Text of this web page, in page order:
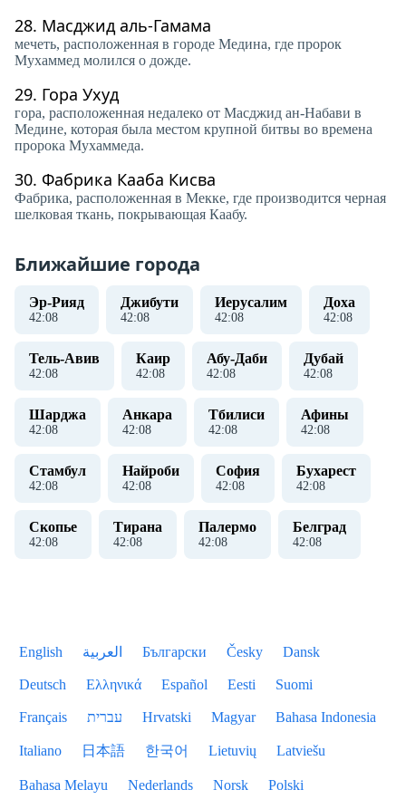
28. Масджид аль-Гамама
мечеть, расположенная в городе Медина, где пророк
Мухаммед молился о дожде.
29. Гора Ухуд
гора, расположенная недалеко от Масджид ан-Набави в
Медине, которая была местом крупной битвы во времена
пророка Мухаммеда.
30. Фабрика Кааба Кисва
Фабрика, расположенная в Мекке, где производится черная
шелковая ткань, покрывающая Каабу.
Ближайшие города
Эр-Рияд
42:09
Джибути
42:09
Иерусалим
42:09
Доха
42:09
Тель-Авив
42:09
Каир
42:09
Абу-Даби
42:09
Дубай
42:09
Шарджа
42:09
Анкара
42:09
Тбилиси
42:09
Афины
42:09
Стамбул
42:09
Найроби
42:09
София
42:09
Бухарест
42:09
Скопье
42:09
Тирана
42:09
Палермо
42:09
Белград
42:09
English العربية Български Česky Dansk
Deutsch Ελληνικά Español Eesti Suomi
Français עברית Hrvatski Magyar Bahasa Indonesia
Italiano 日本語 한국어 Lietuvių Latviešu
Bahasa Melayu Nederlands Norsk Polski